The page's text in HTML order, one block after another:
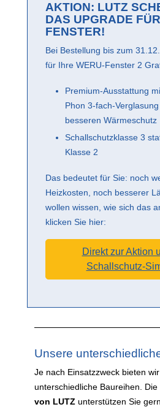
AKTION: LUTZ
DAS UPGRADE
FENSTER!
Bei Bestellung bis zum
für Ihre WERU-Fenster 2
Premium-Ausstattung
Phon 3-fach-
besseren Wärmeschutz
Schallschutzklasse 3
Klasse 2
Das bedeutet für Sie: noch
Heizkosten, noch besserer
wollen wissen, wie sich das
klicken Sie hier:
Direkt zur Aktion
Schallschutz-
Unsere
Je nach Einsatzzweck bieten
unterschiedliche Baureihen. Die
von LUTZ unterstützen Sie